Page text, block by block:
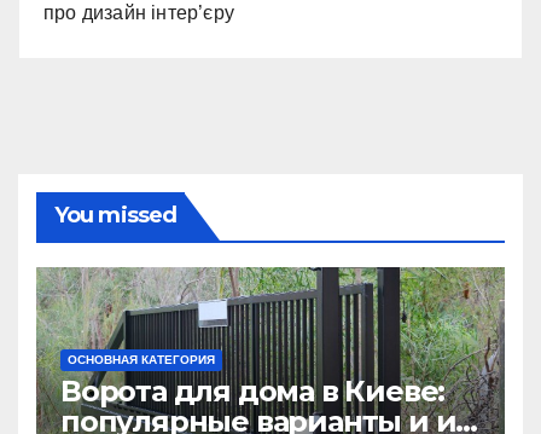
про дизайн інтер’єру
You missed
ОСНОВНАЯ КАТЕГОРИЯ
Ворота для дома в Киеве:
популярные варианты и их